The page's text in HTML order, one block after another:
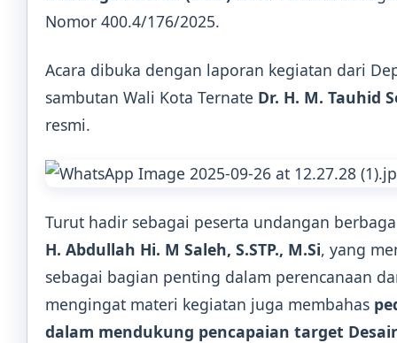
Nomor 400.4/176/2025.
Acara dibuka dengan laporan kegiatan dari
sambutan Wali Kota Ternate Dr. H. M. Tauhid
resmi.
Turut hadir sebagai peserta undangan
H. Abdullah Hi. M Saleh, S.STP., M.Si, yang
sebagai bagian penting dalam perencanaan
mengingat materi kegiatan juga membahas
dalam mendukung pencapaian target